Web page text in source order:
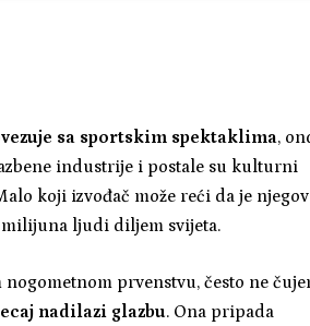
sa sportskim spektaklima,
industrije i postale su kulturni
koji izvođač može reći da je njegov
ljudi diljem svijeta.
prvenstvu, često ne
nadilazi glazbu. Ona pripada